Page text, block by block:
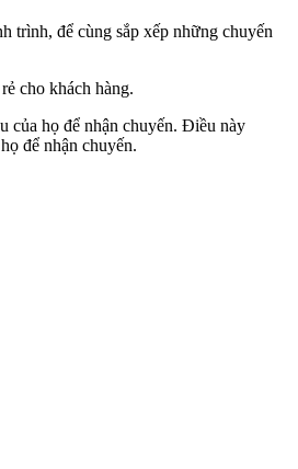
trình, để cùng sắp xếp những chuyến
cho khách hàng.
của họ để nhận chuyến. Điều này
để nhận chuyến.